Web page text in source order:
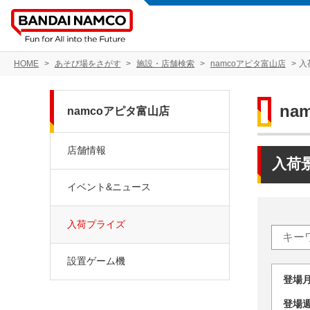
HOME あそび場をさがす 施設・店舗検索 namcoアピタ富山店 入
入荷
登
登
namcoアピタ富山店
店舗情報
イベント&ニュース
入荷プライズ
設置ゲーム機